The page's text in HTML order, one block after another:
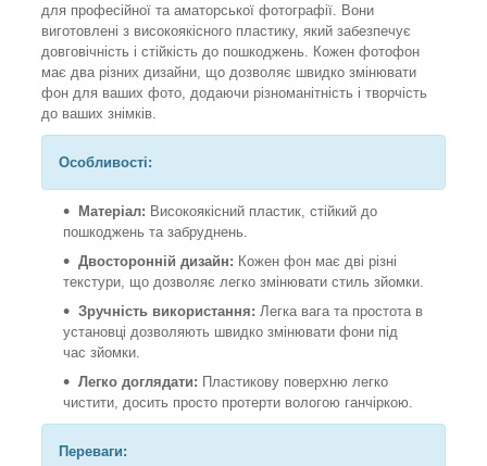
для професійної та аматорської фотографії. Вони
виготовлені з високоякісного пластику, який забезпечує
довговічність і стійкість до пошкоджень. Кожен фотофон
має два різних дизайни, що дозволяє швидко змінювати
фон для ваших фото, додаючи різноманітність і творчість
до ваших знімків.
Особливості:
Матеріал: Високоякісний пластик, стійкий до
пошкоджень та забруднень.
Двосторонній дизайн: Кожен фон має дві різні
текстури, що дозволяє легко змінювати стиль зйомки.
Зручність використання: Легка вага та простота в
установці дозволяють швидко змінювати фони під
час зйомки.
Легко доглядати: Пластикову поверхню легко
чистити, досить просто протерти вологою ганчіркою.
Переваги: